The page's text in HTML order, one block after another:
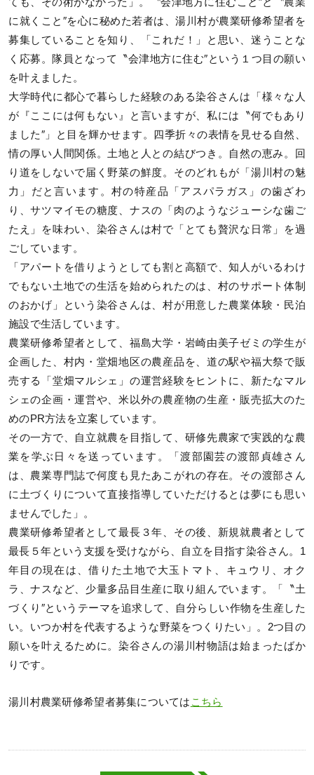
に就くこと″を心に秘めた若者は、湯川村が農業研修希望者を
募集していることを知り、「これだ！」と思い、迷うことな
く応募。隊員となって〝会津地方に住む″という１つ目の願い
を叶えました。
大学時代に都心で暮らした経験のある染谷さんは「様々な人
が『ここには何もない』と言いますが、私には〝何でもあり
ました″」と目を輝かせます。四季折々の表情を見せる自然、
情の厚い人間関係。土地と人との結びつき。自然の恵み。回
り道をしないで届く野菜の鮮度。そのどれもが「湯川村の魅
力」だと言います。村の特産品「アスパラガス」の歯ざわ
り、サツマイモの糖度、ナスの「肉のようなジューシな歯ご
たえ」を味わい、染谷さんは村で「とても贅沢な日常」を過
ごしています。
「アパートを借りようとしても割と高額で、知人がいるわけ
でもない土地での生活を始められたのは、村のサポート体制
のおかげ」という染谷さんは、村が用意した農業体験・民泊
施設で生活しています。
農業研修希望者として、福島大学・岩崎由美子ゼミの学生が
企画した、村内・堂畑地区の農産品を、道の駅や福大祭で販
売する「堂畑マルシェ」の運営経験をヒントに、新たなマル
シェの企画・運営や、米以外の農産物の生産・販売拡大のた
めのPR方法を立案しています。
その一方で、自立就農を目指して、研修先農家で実践的な農
業を学ぶ日々を送っています。「渡部園芸の渡部貞雄さん
は、農業専門誌で何度も見たあこがれの存在。その渡部さん
に土づくりについて直接指導していただけるとは夢にも思い
ませんでした」。
農業研修希望者として最長３年、その後、新規就農者として
最長５年という支援を受けながら、自立を目指す染谷さん。1
年目の現在は、借りた土地で大玉トマト、キュウリ、オク
ラ、ナスなど、少量多品目生産に取り組んでいます。「〝土
づくり″というテーマを追求して、自分らしい作物を生産した
い。いつか村を代表するような野菜をつくりたい」。2つ目の
願いを叶えるために。染谷さんの湯川村物語は始まったばか
りです。
湯川村農業研修希望者募集については こちら